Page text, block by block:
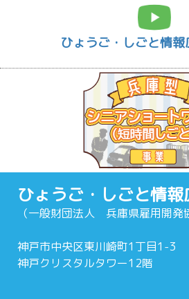
ひょうご・しごと情報
ひょうご・しごと情報
（一般財団法人 兵庫県雇用開発
神戸市中央区東川崎町1丁目1-3
神戸クリスタルタワー12階